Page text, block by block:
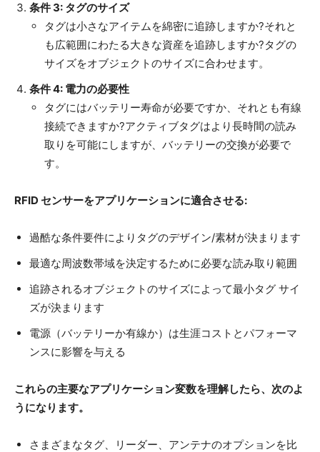
条件 3: タグのサイズ
タグは小さなアイテムを綿密に追跡しますか?それと
も広範囲にわたる大きな資産を追跡しますか?タグの
サイズをオブジェクトのサイズに合わせます。
条件 4: 電力の必要性
タグにはバッテリー寿命が必要ですか、それとも有線
接続できますか?アクティブタグはより長時間の読み
取りを可能にしますが、バッテリーの交換が必要で
す。
RFID センサーをアプリケーションに適合させる:
過酷な条件要件によりタグのデザイン/素材が決まります
最適な周波数帯域を決定するために必要な読み取り範囲
追跡されるオブジェクトのサイズによって最小タグ サイ
ズが決まります
電源（バッテリーか有線か）は生涯コストとパフォーマ
ンスに影響を与える
これらの主要なアプリケーション変数を理解したら、次のよ
うになります。
さまざまなタグ、リーダー、アンテナのオプションを比